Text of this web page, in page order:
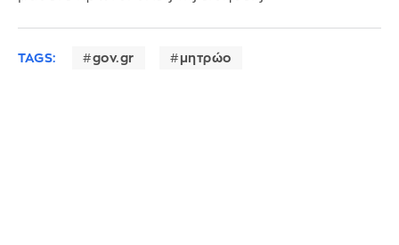
TAGS: gov.gr μητρώο